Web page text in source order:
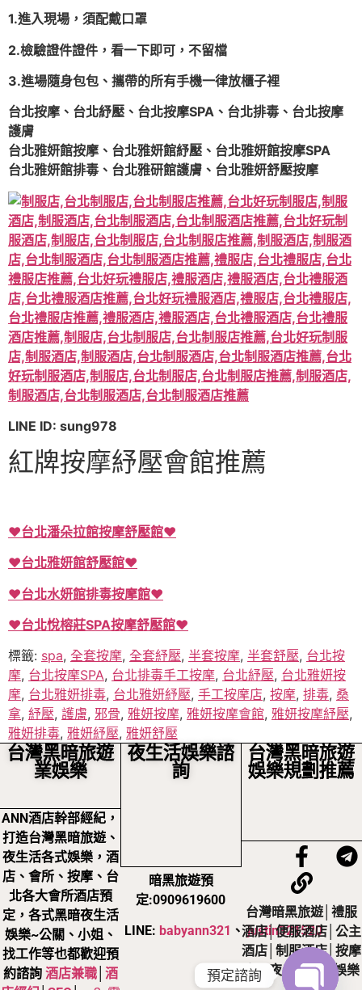
1.進入現場，須配戴口罩
2.檢驗證件證件，看一下即可，不留檔
3.進場隨身包包、攜帶的所有手機一律放櫃子裡
台北按摩、台北紓壓、台北按摩SPA、台北排毒、台北按摩
護膚
台北雅妍館按摩、台北雅妍館紓壓、台北雅妍館按摩SPA
台北雅妍館排毒、台北雅研館護膚、台北雅妍舒壓按摩
LINE ID: sung978
紅牌按摩紓壓會館推薦
♥台北潘朵拉館按摩舒壓館♥
♥台北雅妍館舒壓館♥
♥台北水妍館排毒按摩館♥
♥台北悅榕莊SPA按摩舒壓館♥
標籤: spa, 全套按摩, 全套紓壓, 半套按摩, 半套舒壓, 台北按
摩, 台北按摩SPA, 台北排毒手工按摩, 台北紓壓, 台北雅妍按
摩, 台北雅妍排毒, 台北雅妍紓壓, 手工按摩店, 按摩, 排毒, 桑
拿, 紓壓, 護膚, 邪骨, 雅妍按摩, 雅妍按摩會館, 雅妍按摩紓壓,
雅妍排毒, 雅妍紓壓, 雅妍舒壓
台灣黑暗旅遊
業娛樂
ANN酒店幹部經紀，
打造台灣黑暗旅遊、
夜生活各式娛樂，酒
店、會所、按摩、台
北各大會所酒店預
定，各式黑暗夜生活
娛樂~公關、小姐、
找工作等也都歡迎預
約諮詢 酒店兼職│ 酒
夜生活娛樂諮
詢
暗黑旅遊預
定:0909619600
LINE: babyann321 、justin321520
台灣黑暗旅遊
娛樂規劃推薦
台灣暗黑旅遊│禮服
酒店│便服酒店│公主
酒店│制服酒店│按摩
店，夜生活黑暗娛樂
預定諮詢